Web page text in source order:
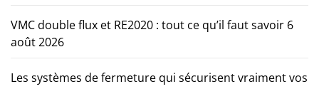
VMC double flux et RE2020 : tout ce qu’il faut savoir 6
août 2026
Les systèmes de fermeture qui sécurisent vraiment vos